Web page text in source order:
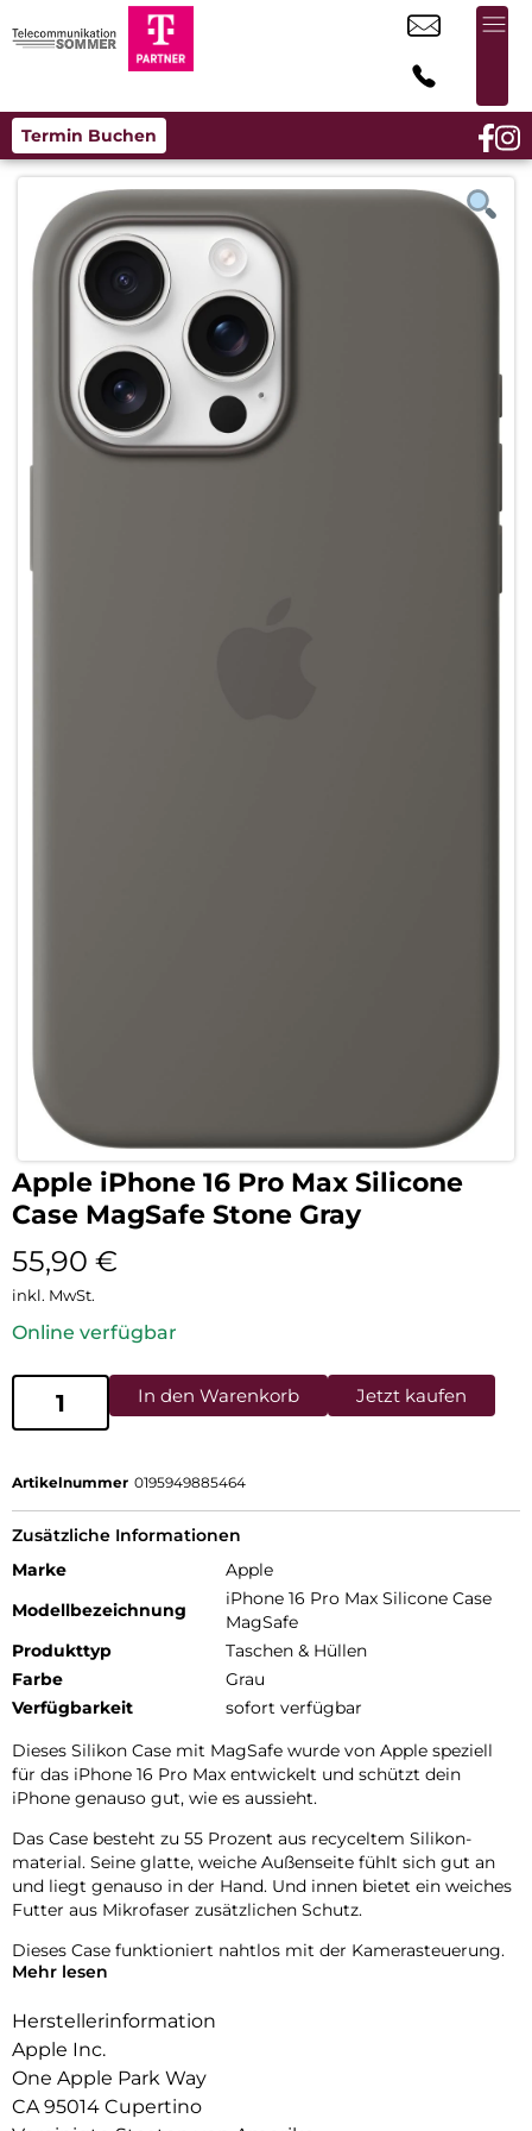
Termin Buchen
Apple iPhone 16 Pro Max Silicone
Case MagSafe Stone Gray
55,90 €
inkl. MwSt.
Online verfügbar
In den Warenkorb Jetzt kaufen
Artikelnummer 0195949885464
Zusätzliche Informationen
Marke
Apple
Modellbezeichnung
iPhone 16 Pro Max Silicone Case
MagSafe
Produkttyp
Taschen & Hüllen
Farbe
Grau
Verfügbarkeit
sofort verfügbar
Dieses Silikon Case mit MagSafe wurde von Apple speziell
für das iPhone 16 Pro Max entwickelt und schützt dein
iPhone genauso gut, wie es aussieht.
Das Case besteht zu 55 Prozent aus recyceltem Silikon­
material. Seine glatte, weiche Außenseite fühlt sich gut an
und liegt genauso in der Hand. Und innen bietet ein weiches
Futter aus Mikrofaser zusätzlichen Schutz.
Dieses Case funktioniert nahtlos mit der Kamera­steuerung.
Es hat eine Saphir­kappe mit einer leitenden Schicht, die die
steuerung erkennen kann.
Mit integrierten Magneten, die sich perfekt am iPhone 16 Pro
Max ausrichten, hält das Case ganz einfach und sorgt für
schnelleres kabelloses Laden. Lass dein iPhone beim Laden
Mehr lesen
Herstellerinformation
Apple Inc.
One Apple Park Way
CA 95014 Cupertino